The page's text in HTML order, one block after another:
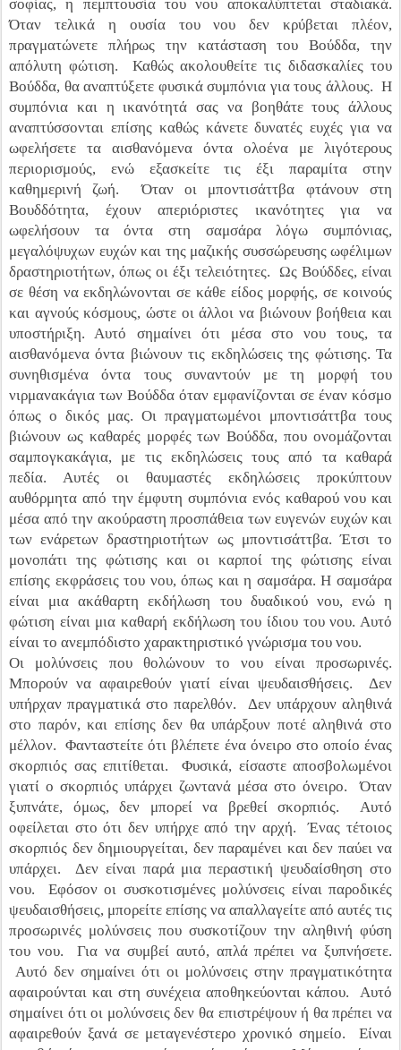
σοφίας, η πεμπτουσία του νου αποκαλύπτεται σταδιακά.
Όταν τελικά η ουσία του νου δεν κρύβεται πλέον,
πραγματώνετε πλήρως την κατάσταση του Βούδδα, την
απόλυτη φώτιση. Καθώς ακολουθείτε τις διδασκαλίες του
Βούδδα, θα αναπτύξετε φυσικά συμπόνια για τους άλλους. Η
συμπόνια και η ικανότητά σας να βοηθάτε τους άλλους
αναπτύσσονται επίσης καθώς κάνετε δυνατές ευχές για να
ωφελήσετε τα αισθανόμενα όντα ολοένα με λιγότερους
περιορισμούς, ενώ εξασκείτε τις έξι παραμίτα στην
καθημερινή ζωή. Όταν οι μποντισάττβα φτάνουν στη
Βουδδότητα, έχουν απεριόριστες ικανότητες για να
ωφελήσουν τα όντα στη σαμσάρα λόγω συμπόνιας,
μεγαλόψυχων ευχών και της μαζικής συσσώρευσης ωφέλιμων
δραστηριοτήτων, όπως οι έξι τελειότητες. Ως Βούδδες, είναι
σε θέση να εκδηλώνονται σε κάθε είδος μορφής, σε κοινούς
και αγνούς κόσμους, ώστε οι άλλοι να βιώνουν βοήθεια και
υποστήριξη. Αυτό σημαίνει ότι μέσα στο νου τους, τα
αισθανόμενα όντα βιώνουν τις εκδηλώσεις της φώτισης. Τα
συνηθισμένα όντα τους συναντούν με τη μορφή του
νιρμανακάγια των Βούδδα όταν εμφανίζονται σε έναν κόσμο
όπως ο δικός μας. Οι πραγματωμένοι μποντισάττβα τους
βιώνουν ως καθαρές μορφές των Βούδδα, που ονομάζονται
σαμπογκακάγια, με τις εκδηλώσεις τους από τα καθαρά
πεδία. Αυτές οι θαυμαστές εκδηλώσεις προκύπτουν
αυθόρμητα από την έμφυτη συμπόνια ενός καθαρού νου και
μέσα από την ακούραστη προσπάθεια των ευγενών ευχών και
των ενάρετων δραστηριοτήτων ως μποντισάττβα. Έτσι το
μονοπάτι της φώτισης και οι καρποί της φώτισης είναι
επίσης εκφράσεις του νου, όπως και η σαμσάρα. Η σαμσάρα
είναι μια ακάθαρτη εκδήλωση του δυαδικού νου, ενώ η
φώτιση είναι μια καθαρή εκδήλωση του ίδιου του νου. Αυτό
είναι το ανεμπόδιστο χαρακτηριστικό γνώρισμα του νου.
Οι μολύνσεις που θολώνουν το νου είναι προσωρινές.
Μπορούν να αφαιρεθούν γιατί είναι ψευδαισθήσεις. Δεν
υπήρχαν πραγματικά στο παρελθόν. Δεν υπάρχουν αληθινά
στο παρόν, και επίσης δεν θα υπάρξουν ποτέ αληθινά στο
μέλλον. Φανταστείτε ότι βλέπετε ένα όνειρο στο οποίο ένας
σκορπιός σας επιτίθεται. Φυσικά, είσαστε αποσβολωμένοι
γιατί ο σκορπιός υπάρχει ζωντανά μέσα στο όνειρο. Όταν
ξυπνάτε, όμως, δεν μπορεί να βρεθεί σκορπιός. Αυτό
οφείλεται στο ότι δεν υπήρχε από την αρχή. Ένας τέτοιος
σκορπιός δεν δημιουργείται, δεν παραμένει και δεν παύει να
υπάρχει. Δεν είναι παρά μια περαστική ψευδαίσθηση στο
νου. Εφόσον οι συσκοτισμένες μολύνσεις είναι παροδικές
ψευδαισθήσεις, μπορείτε επίσης να απαλλαγείτε από αυτές τις
προσωρινές μολύνσεις που συσκοτίζουν την αληθινή φύση
του νου. Για να συμβεί αυτό, απλά πρέπει να ξυπνήσετε.
Αυτό δεν σημαίνει ότι οι μολύνσεις στην πραγματικότητα
αφαιρούνται και στη συνέχεια αποθηκεύονται κάπου. Αυτό
σημαίνει ότι οι μολύνσεις δεν θα επιστρέψουν ή θα πρέπει να
αφαιρεθούν ξανά σε μεταγενέστερο χρονικό σημείο. Είναι